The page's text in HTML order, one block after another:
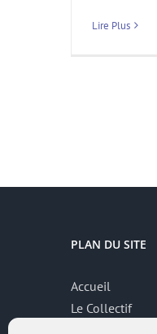
Lire Plus
PLAN DU SITE
Accueil
Le Collectif